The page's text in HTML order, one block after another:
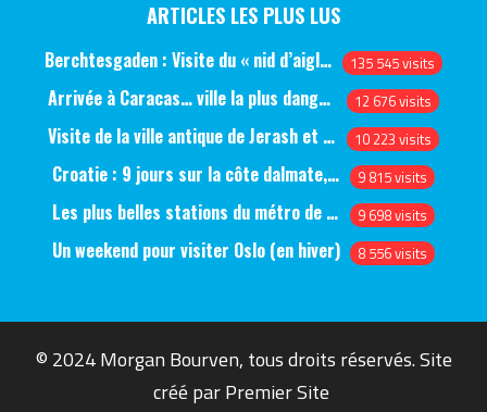
ARTICLES LES PLUS LUS
Berchtesgaden : Visite du « nid d’aigle » et des bunkers d’Hitler 135 545 visits
Arrivée à Caracas… ville la plus dangereuse du monde (jour 1) 12 676 visits
Visite de la ville antique de Jerash et du château d’Ajlun (jour 1) 10 223 visits
Croatie : 9 jours sur la côte dalmate, de Split à Dubrovnik, en passant par Hvar et Mjlet 9 815 visits
Les plus belles stations du métro de Saint-Pétersbourg 9 698 visits
Un weekend pour visiter Oslo (en hiver) 8 556 visits
© 2024 Morgan Bourven, tous droits réservés. Site
créé parPremier Site